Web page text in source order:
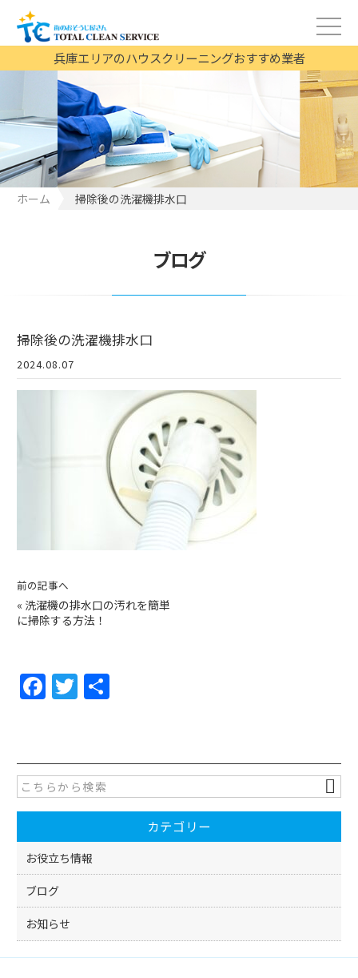
兵庫エリアのハウスクリーニングおすすめ業者
ホーム 掃除後の洗濯機排水口
ブログ
掃除後の洗濯機排水口
2024.08.07
前の記事へ
« 洗濯機の排水口の汚れを簡単
に掃除する方法！
F
a
e
b
o
o
k
T
w
er
カテゴリー
お役立ち情報
ブログ
お知らせ